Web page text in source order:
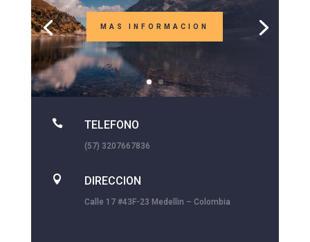
MAS INFORMACION
 TELEFONO
(57) 3207667836
 DIRECCION
Calle 17 #43F-23 Medellin – Colombia